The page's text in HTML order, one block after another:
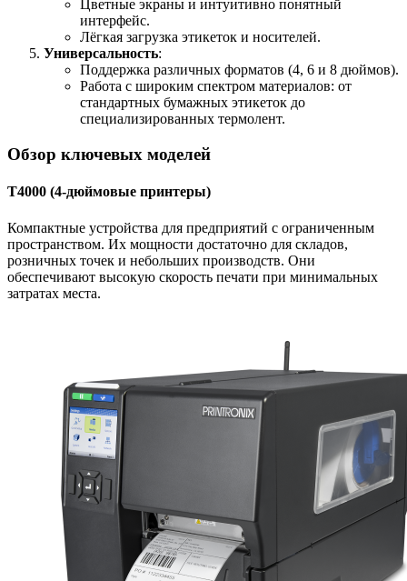
Цветные экраны и интуитивно понятный
интерфейс.
Лёгкая загрузка этикеток и носителей.
Универсальность:
Поддержка различных форматов (4, 6 и 8 дюймов).
Работа с широким спектром материалов: от
стандартных бумажных этикеток до
специализированных термолент.
Обзор ключевых моделей
T4000 (4-дюймовые принтеры)
Компактные устройства для предприятий с ограниченным
пространством. Их мощности достаточно для складов,
розничных точек и небольших производств. Они
обеспечивают высокую скорость печати при минимальных
затратах места.